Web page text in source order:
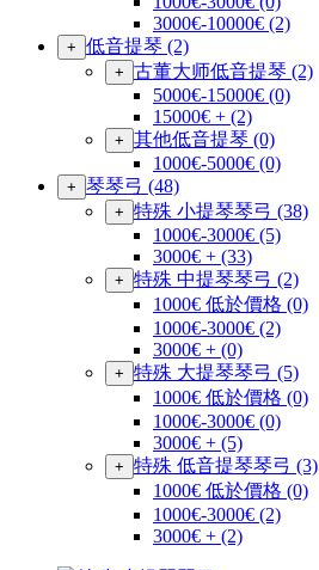
3000€-10000€ (2)
+ 低音提琴 (2)
+ 古董大师低音提琴 (2)
5000€-15000€ (0)
15000€ + (2)
+ 其他低音提琴 (0)
1000€-5000€ (0)
+ 琴琴弓 (48)
+ 特殊 小提琴琴弓 (38)
1000€-3000€ (5)
3000€ + (33)
+ 特殊 中提琴琴弓 (2)
1000€ 低於價格 (0)
1000€-3000€ (2)
3000€ + (0)
+ 特殊 大提琴琴弓 (5)
1000€ 低於價格 (0)
1000€-3000€ (0)
3000€ + (5)
+ 特殊 低音提琴琴弓 (3)
1000€ 低於價格 (0)
1000€-3000€ (2)
3000€ + (2)